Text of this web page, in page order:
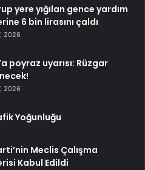
yere yığılan gence yardım
6 bin lirasını çaldı
2026
poyraz uyarısı: Rüzgar
2026
Yoğunluğu
Meclis Çalışma
Kabul Edildi